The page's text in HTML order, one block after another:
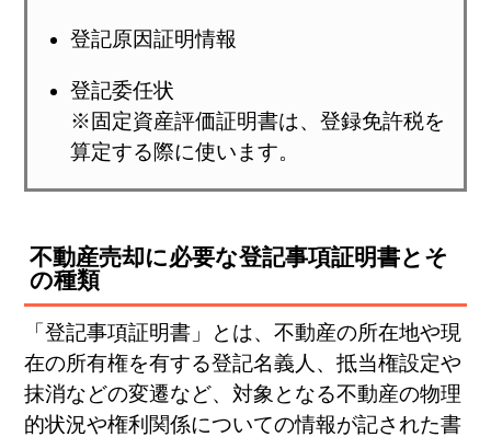
登記原因証明情報
登記委任状
※固定資産評価証明書は、登録免許税を
算定する際に使います。
不動産売却に必要な登記事項証明書とそ
の種類
「登記事項証明書」とは、不動産の所在地や現
在の所有権を有する登記名義人、抵当権設定や
抹消などの変遷など、対象となる不動産の物理
的状況や権利関係についての情報が記された書